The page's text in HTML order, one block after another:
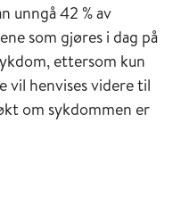
unngå 42 % av
som gjøres i dag på
ettersom kun
henvises videre til
om sykdommen er